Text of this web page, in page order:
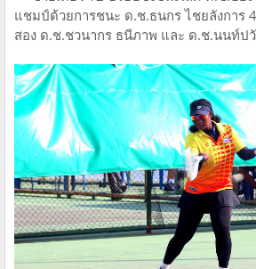
แชมป์ด้วยการชนะ ด.ช.ธนกร ไชยลังการ
สอง ด.ช.ชวนากร ธนีภาพ และ ด.ช.นนท์ป